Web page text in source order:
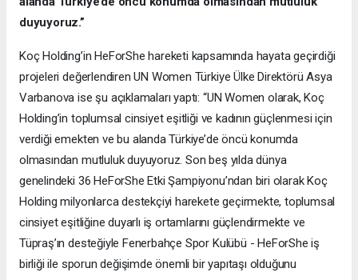
duyuyoruz.”
Koç Holding’in HeForShe hareketi kapsamında hayata geçirdiği
projeleri değerlendiren UN Women Türkiye Ülke Direktörü Asya
Varbanova ise şu açıklamaları yaptı: “UN Women olarak, Koç
Holding’in toplumsal cinsiyet eşitliği ve kadının güçlenmesi için
verdiği emekten ve bu alanda Türkiye’de öncü konumda
olmasından mutluluk duyuyoruz. Son beş yılda dünya
genelindeki 36 HeForShe Etki Şampiyonu’ndan biri olarak Koç
Holding milyonlarca destekçiyi harekete geçirmekte, toplumsal
cinsiyet eşitliğine duyarlı iş ortamlarını güçlendirmekte ve
Tüpraş’ın desteğiyle Fenerbahçe Spor Kulübü - HeForShe iş
birliği ile sporun değişimde önemli bir yapıtaşı olduğunu